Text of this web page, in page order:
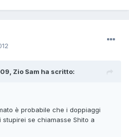
Zio Sam ha scritto:
è probabile che i doppiaggi
se chiamasse Shito a